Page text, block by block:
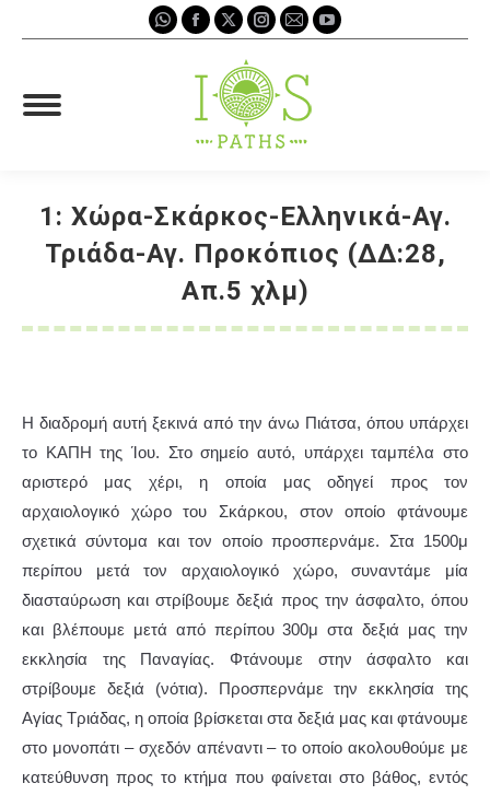
Whatsapp
opens
Facebook
opens
new
X
opens
in
new
Instagram
opens
in
new
Mail
opens
in
YouTube
1: Χώρα-Σκάρκος-Ελληνικά-Αγ.
Τριάδα-Αγ. Προκόπιος (ΔΔ:28,
Απ.5 χλμ)
You are here:
Η διαδρομή αυτή ξεκινά από την άνω Πιάτσα, όπου υπάρχει
το ΚΑΠΗ της Ίου. Στο σημείο αυτό, υπάρχει ταμπέλα στο
αριστερό μας χέρι, η οποία μας οδηγεί προς τον
αρχαιολογικό χώρο του Σκάρκου, στον οποίο φτάνουμε
σχετικά σύντομα και τον οποίο προσπερνάμε. Στα 1500μ
περίπου μετά τον αρχαιολογικό χώρο, συναντάμε μία
διασταύρωση και στρίβουμε δεξιά προς την άσφαλτο, όπου
και βλέπουμε μετά από περίπου 300μ στα δεξιά μας την
εκκλησία της Παναγίας. Φτάνουμε στην άσφαλτο και
στρίβουμε δεξιά (νότια). Προσπερνάμε την εκκλησία της
Αγίας Τριάδας, η οποία βρίσκεται στα δεξιά μας και φτάνουμε
στο μονοπάτι – σχεδόν απέναντι – το οποίο ακολουθούμε με
κατεύθυνση προς το κτήμα που φαίνεται στο βάθος, εντός